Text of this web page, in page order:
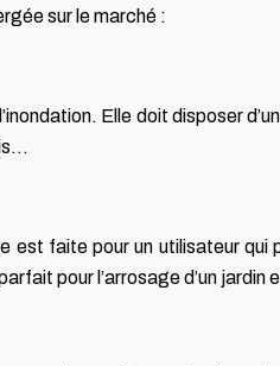
sur le marché :
Elle doit disposer
est faite pour un utilisateur
pour l’arrosage d’un